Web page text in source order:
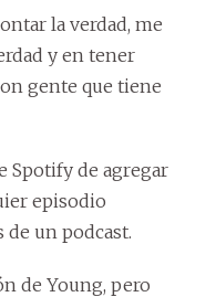
la verdad, me
y en tener
gente que tiene
Spotify de agregar
episodio
un podcast.
de Young, pero